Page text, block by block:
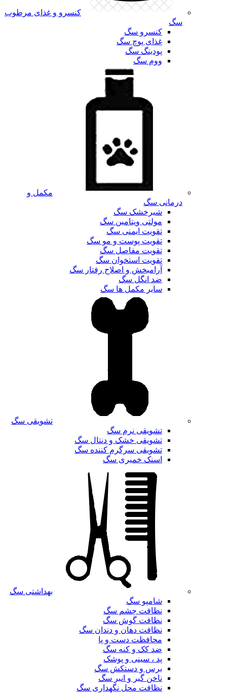
کنسرو و غذای مرطوب
سگ
کنسرو سگ
غذای پوچ سگ
پودینگ سگ
ووم سگ
مکمل و
درمانی سگ
شیرخشک سگ
مولتی ویتامین سگ
تقویت ایمنی سگ
تقویت پوست و مو سگ
تقویت مفاصل سگ
تقویت استخوان سگ
آرامبخش و اصلاح رفتار سگ
ضد انگل سگ
سایر مکمل ها سگ
تشویقی سگ
تشویقی نرم سگ
تشویقی خشک و دنتال سگ
تشویقی سرگرم کننده سگ
اسنک خمیری سگ
بهداشتی سگ
شامپو سگ
نظافت چشم سگ
نظافت گوش سگ
نظافت دهان و دندان سگ
محافظت دست و پا
ضد کک و کنه سگ
پد ، سینی و پوشک
برس و دستکش سگ
ناخن گیر و انبر سگ
نظافت محل نگهداری سگ